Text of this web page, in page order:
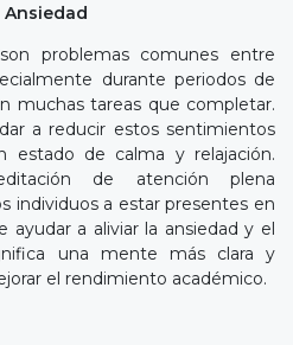
Ansiedad
problemas comunes entre
durante periodos de
muchas tareas que completar.
a reducir estos sentimientos
estado de calma y relajación.
de atención plena
individuos a estar presentes en
a aliviar la ansiedad y el
una mente más clara y
el rendimiento académico.